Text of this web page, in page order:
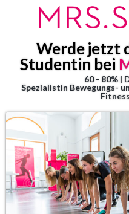
Werde jetzt
Studentin bei
60 - 80% |
Spezialistin Bewegungs-